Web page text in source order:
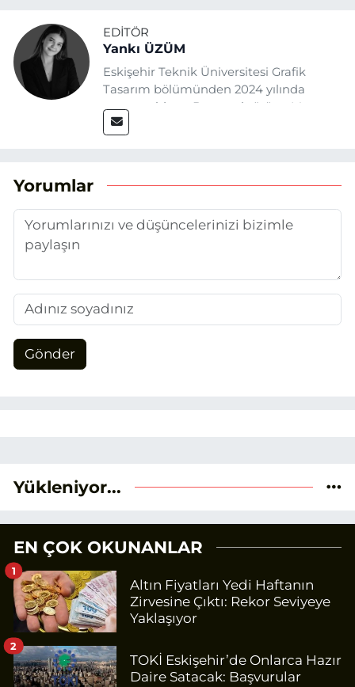
EDITÖR
Yankı ÜZÜM
Eskişehir Teknik Üniversitesi Grafik
Tasarım bölümünden 2024 yılında
mezun oldum. Basın sektörüne Mayıs
2025’te Eskişehir Haber Ajansı ile adım
aktarmayı hedefliyorum.
Yorumlar
Gönder
Yükleniyor...
EN ÇOK OKUNANLAR
Altın Fiyatları Yedi Haftanın
Zirvesine Çıktı: Rekor Seviyeye
Yaklaşıyor
1
TOKİ Eskişehir’de Onlarca Hazır
Daire Satacak: Başvurular
2